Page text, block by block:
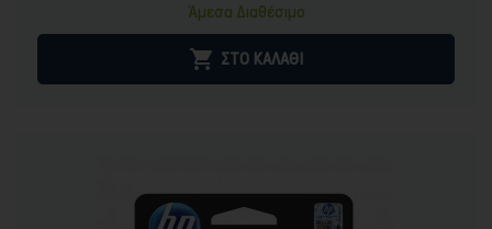
Άμεσα Διαθέσιμο
 ΣΤΟ ΚΑΛΑΘΙ